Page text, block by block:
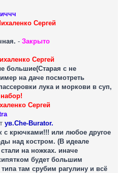
Сергей
- Закрыто
Сергей
большие(Старая с не
на даче посмотреть
лука и моркови в суп,
Сергей
ув.Che-Burator.
с крючками!!! или любое другое
над костром. (В идеале
на ножках. иначе
будет большим
там срубим рагулину и всё